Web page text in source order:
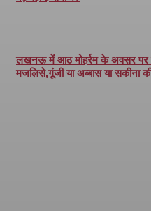
लखनऊ में आठ मोहर्रम के अवसर पर
मजलिसे,गूंजी या अब्बास या सकीना